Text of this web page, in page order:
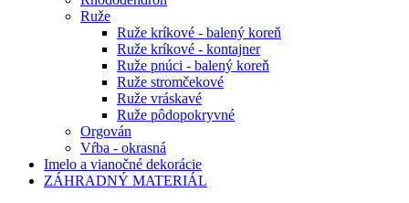
Ruže
Ruže kríkové - balený koreň
Ruže kríkové - kontajner
Ruže pnúci - balený koreň
Ruže stromčekové
Ruže vráskavé
Ruže pôdopokryvné
Orgován
Vŕba - okrasná
Imelo a vianočné dekorácie
ZÁHRADNÝ MATERIÁL